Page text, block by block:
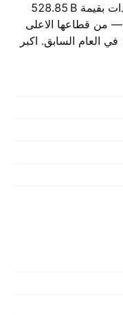
في العام الماضي، حققت الشركة ايرادات بقيمة ‪528.85 B‬
LKR، جاء معظمها — ‪314.87 B‬ LKR — من قطاعها الاعلى
اداء، Retail., مقارنة بـ ‪138.63 B‬ LKR في العام السابق. اكبر